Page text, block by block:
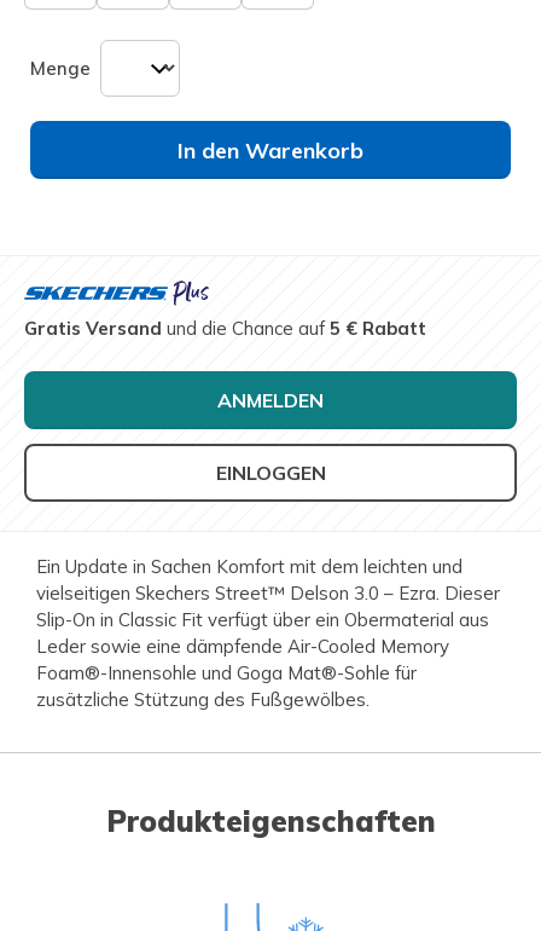
Menge
In den Warenkorb
Gratis Versand und die Chance auf5 € Rabatt
ANMELDEN
EINLOGGEN
Ein Update in Sachen Komfort mit dem leichten und
vielseitigen Skechers Street™ Delson 3.0 – Ezra. Dieser
Slip-On in Classic Fit verfügt über ein Obermaterial aus
Leder sowie eine dämpfende Air-Cooled Memory
Foam®-Innensohle und Goga Mat®-Sohle für
zusätzliche Stützung des Fußgewölbes.
Produkteigenschaften